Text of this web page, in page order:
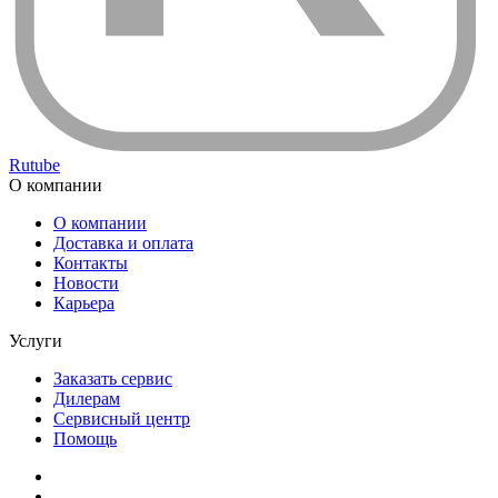
Rutube
О компании
О компании
Доставка и оплата
Контакты
Новости
Карьера
Услуги
Заказать сервис
Дилерам
Сервисный центр
Помощь